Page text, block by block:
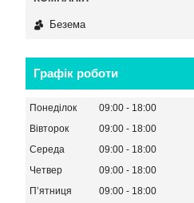
Безема
Графік роботи
Понеділок 09:00
18:00
Вівторок
09:00
18:00
Середа
09:00
18:00
Четвер
09:00
18:00
Пʼятниця
09:00
18:00